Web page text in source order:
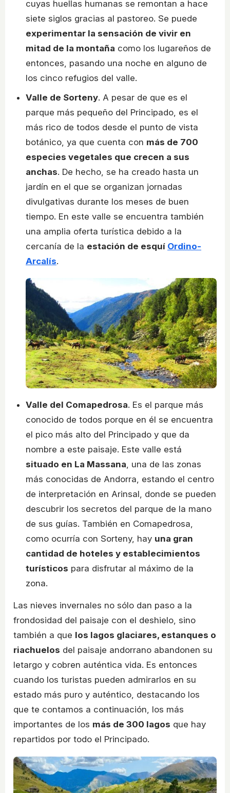
cuyas huellas humanas se remontan a hace
siete siglos gracias al pastoreo. Se puede
experimentar la sensación de vivir en
mitad de la montaña como los lugareños de
entonces, pasando una noche en alguno de
los cinco refugios del valle.
Valle de Sorteny. A pesar de que es el
parque más pequeño del Principado, es el
más rico de todos desde el punto de vista
botánico, ya que cuenta con más de 700
especies vegetales que crecen a sus
anchas. De hecho, se ha creado hasta un
jardín en el que se organizan jornadas
divulgativas durante los meses de buen
tiempo. En este valle se encuentra también
una amplia oferta turística debido a la
cercanía de la estación de esquí Ordino-
Arcalís.
Valle del Comapedrosa. Es el parque más
conocido de todos porque en él se encuentra
el pico más alto del Principado y que da
nombre a este paisaje. Este valle está
situado en La Massana, una de las zonas
más conocidas de Andorra, estando el centro
de interpretación en Arinsal, donde se pueden
descubrir los secretos del parque de la mano
de sus guías. También en Comapedrosa,
como ocurría con Sorteny, hay una gran
cantidad de hoteles y establecimientos
turísticos para disfrutar al máximo de la
zona.
Las nieves invernales no sólo dan paso a la
frondosidad del paisaje con el deshielo, sino
también a que los lagos glaciares, estanques o
riachuelos del paisaje andorrano abandonen su
letargo y cobren auténtica vida. Es entonces
cuando los turistas pueden admirarlos en su
estado más puro y auténtico, destacando los
que te contamos a continuación, los más
importantes de los más de 300 lagos que hay
repartidos por todo el Principado.